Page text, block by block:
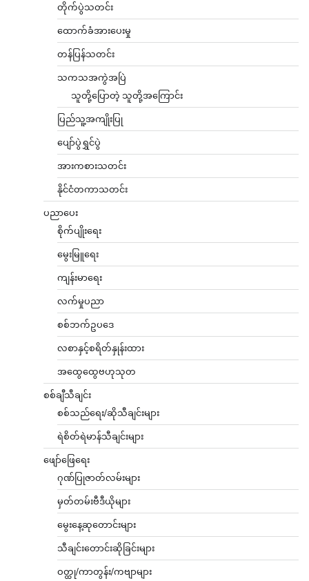
တိုက်ပွဲသတင်း
ထောက်ခံအားပေးမှု
တန်ပြန်သတင်း
သကသအကွဲအပြဲ
သူတို့ပြောတဲ့ သူတို့အကြောင်း
ပြည်သူ့အကျိုးပြု
ပျော်ပွဲရွှင်ပွဲ
အားကစားသတင်း
နိုင်ငံတကာသတင်း
ပညာပေး
စိုက်ပျိုးရေး
မွေးမြူရေး
ကျန်းမာရေး
လက်မှုပညာ
စစ်ဘက်ဥပဒေ
လစာနှင့်စရိတ်နှုန်းထား
အထွေထွေဗဟုသုတ
စစ်ချီသီချင်း
စစ်သည်ရေး/ဆိုသီချင်းများ
ရဲစိတ်ရဲမာန်သီချင်းများ
ဖျော်ဖြေရေး
ဂုဏ်ပြုဇာတ်လမ်းများ
မှတ်တမ်းဗီဒီယိုများ
မွေးနေ့ဆုတောင်းများ
သီချင်းတောင်းဆိုခြင်းများ
ဝတ္ထု/ကာတွန်း/ကဗျာများ